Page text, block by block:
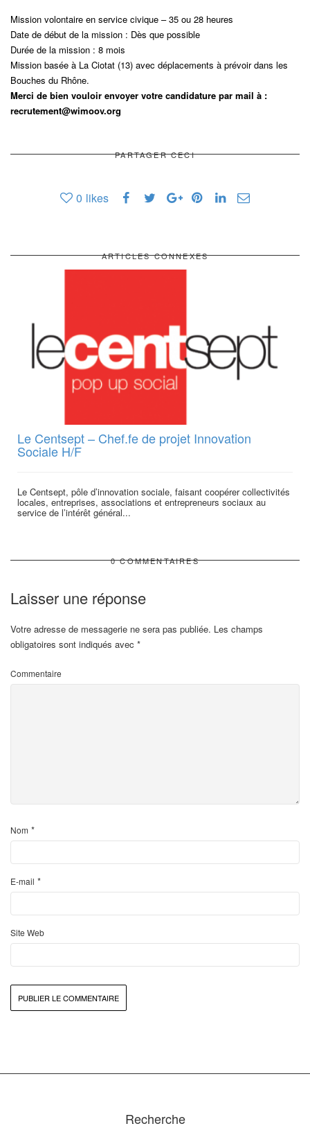
Mission volontaire en service civique – 35 ou 28 heures
Date de début de la mission : Dès que possible
Durée de la mission : 8 mois
Mission basée à La Ciotat (13) avec déplacements à prévoir dans les
Bouches du Rhône.
Merci de bien vouloir envoyer votre candidature par mail à :
recrutement@wimoov.org
PARTAGER CECI
0 likes
ARTICLES CONNEXES
Le Centsept – Chef.fe de projet Innovation
Sociale H/F
Le Centsept, pôle d’innovation sociale, faisant coopérer collectivités
locales, entreprises, associations et entrepreneurs sociaux au
service de l’intérêt général...
0 COMMENTAIRES
Laisser une réponse
Votre adresse de messagerie ne sera pas publiée. Les champs
obligatoires sont indiqués avec *
Commentaire
Nom *
E-mail *
Site Web
Recherche